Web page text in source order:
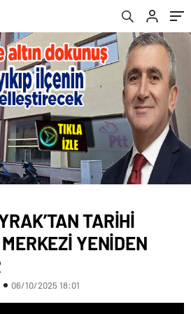
TARİHİ
YENİDEN
06/10/2025 18:01